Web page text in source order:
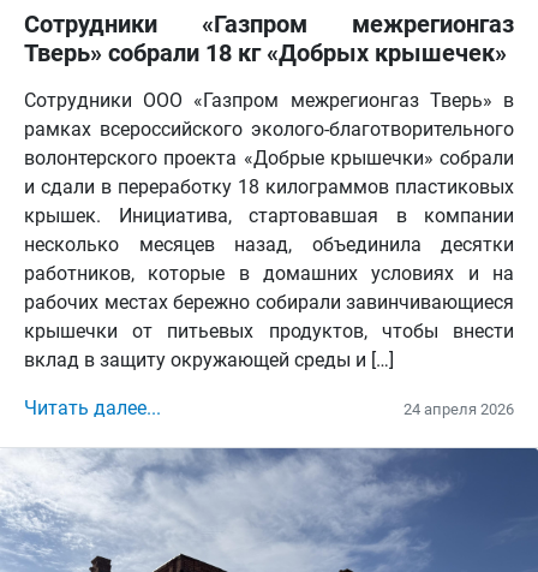
Сотрудники «Газпром межрегионгаз
Тверь» собрали 18 кг «Добрых крышечек»
Сотрудники ООО «Газпром межрегионгаз Тверь» в
рамках всероссийского эколого-благотворительного
волонтерского проекта «Добрые крышечки» собрали
и сдали в переработку 18 килограммов пластиковых
крышек. Инициатива, стартовавшая в компании
несколько месяцев назад, объединила десятки
работников, которые в домашних условиях и на
рабочих местах бережно собирали завинчивающиеся
крышечки от питьевых продуктов, чтобы внести
вклад в защиту окружающей среды и […]
Читать далее... 24 апреля 2026